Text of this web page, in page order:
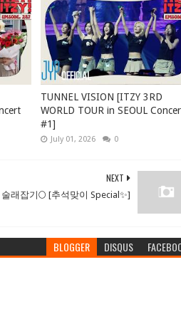
TUNNEL VISION [ITZY 3RD
WORLD TOUR in SEOUL
#1]
July 01, 2026 0
NEXT
래잡기🌕 [추석맞이 Special✨]
BLOGGER DISQUS